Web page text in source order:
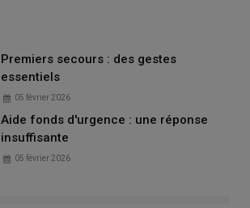
Premiers secours : des gestes
essentiels
05 février 2026
Aide fonds d'urgence : une réponse
insuffisante
05 février 2026